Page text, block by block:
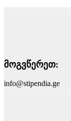
მოგვწერეთ:
info@stipendia.ge